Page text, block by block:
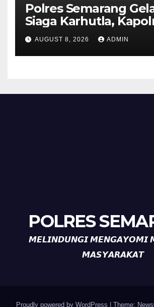
Polres Semarang
Siaga Karhutla,
Tekankan Sinergi dan
Kesiapsiagaan Hadapi
Kemarau.
AUGUST 8, 2026 ADMIN
POLRES
𝙈𝙀𝙇𝙄𝙉𝘿𝙐𝙉𝙂𝙄 𝙈𝙀𝙉𝙂𝘼𝙔𝙊𝙈𝙄
𝙈𝘼𝙎𝙔𝘼𝙍𝘼𝙆𝘼𝙏
Proudly powered by WordPress Theme: